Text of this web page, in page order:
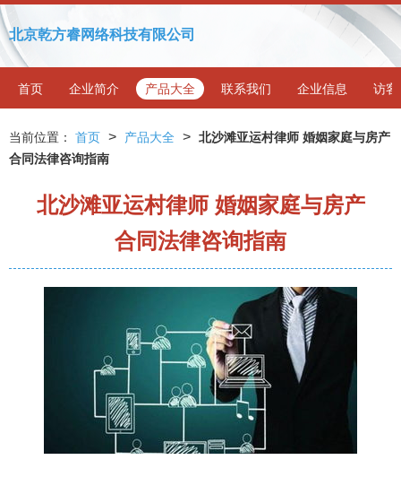
北京乾方睿网络科技有限公司
首页 企业简介 产品大全 联系我们 企业信息 访客
当前位置： 首页 > 产品大全 > 北沙滩亚运村律师 婚姻家庭与房产
合同法律咨询指南
北沙滩亚运村律师 婚姻家庭与房产
合同法律咨询指南